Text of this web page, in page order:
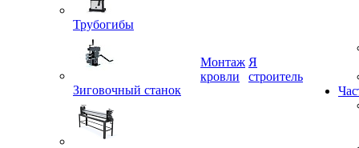
Трубогибы
Зиговочный станок
Монтаж
Я